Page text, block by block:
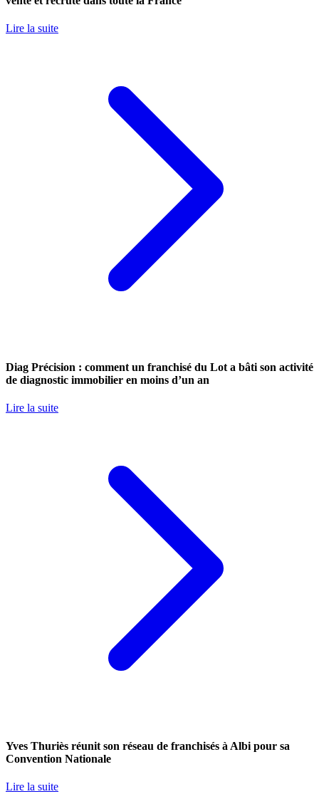
Lire la suite
Diag Précision : comment un franchisé du Lot a bâti son activité
de diagnostic immobilier en moins d’un an
Lire la suite
Yves Thuriès réunit son réseau de franchisés à Albi pour sa
Convention Nationale
Lire la suite